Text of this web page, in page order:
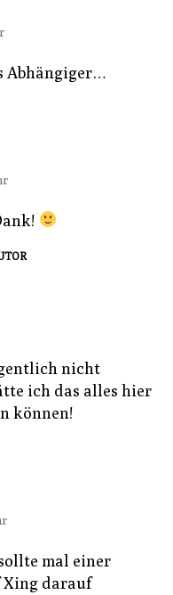
Abhängiger…
nicht
ich das alles hier
können!
mal einer
Xing darauf